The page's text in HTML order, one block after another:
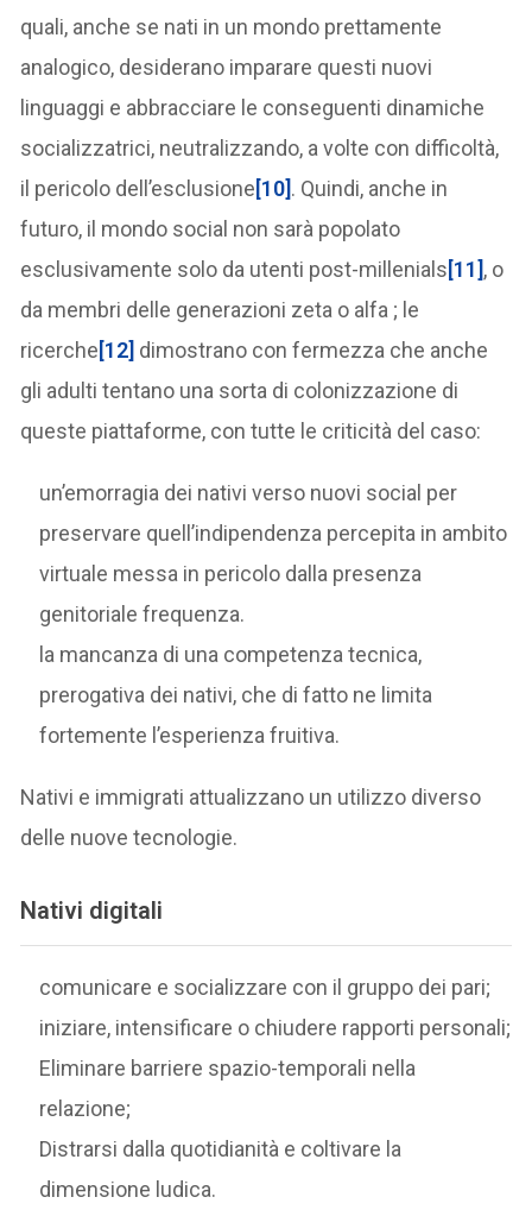
quali, anche se nati in un mondo prettamente
analogico, desiderano imparare questi nuovi
linguaggi e abbracciare le conseguenti dinamiche
socializzatrici, neutralizzando, a volte con difficoltà,
il pericolo dell’esclusione[10]. Quindi, anche in
futuro, il mondo social non sarà popolato
esclusivamente solo da utenti post-millenials[11], o
da membri delle generazioni zeta o alfa ; le
ricerche[12] dimostrano con fermezza che anche
gli adulti tentano una sorta di colonizzazione di
queste piattaforme, con tutte le criticità del caso:
un’emorragia dei nativi verso nuovi social per
preservare quell’indipendenza percepita in ambito
virtuale messa in pericolo dalla presenza
genitoriale frequenza.
la mancanza di una competenza tecnica,
prerogativa dei nativi, che di fatto ne limita
fortemente l’esperienza fruitiva.
Nativi e immigrati attualizzano un utilizzo diverso
delle nuove tecnologie.
Nativi digitali
comunicare e socializzare con il gruppo dei pari;
iniziare, intensificare o chiudere rapporti personali;
Eliminare barriere spazio-temporali nella
relazione;
Distrarsi dalla quotidianità e coltivare la
dimensione ludica.